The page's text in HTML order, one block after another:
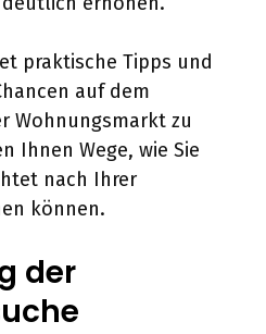
praktische Tipps und
auf dem
Wohnungsmarkt zu
Ihnen Wege, wie Sie
nach Ihrer
können.
der